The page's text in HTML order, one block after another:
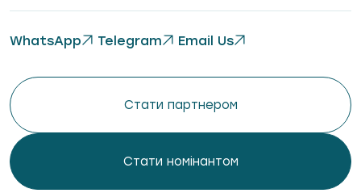
WhatsApp Telegram Email Us
Стати партнером
Стати номінантом